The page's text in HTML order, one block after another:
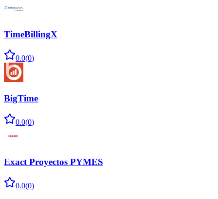
TimeBillingX
0.0(0)
BigTime
0.0(0)
Exact Proyectos PYMES
0.0(0)